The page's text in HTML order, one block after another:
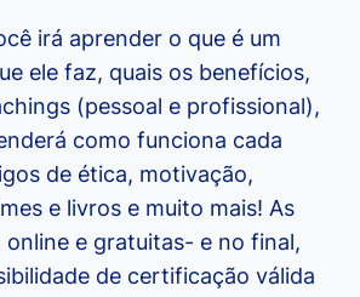
irá aprender o que é um
ele faz, quais os benefícios,
(pessoal e profissional),
como funciona cada
de ética, motivação,
e livros e muito mais! As
online e gratuitas- e no final,
de certificação válida